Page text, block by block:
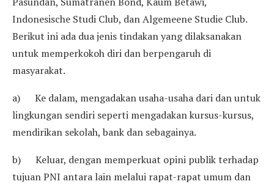
Indonesische Studi Club, dan Algemeene Studie Club.
Berikut ini ada dua jenis tindakan yang dilaksanakan
untuk memperkokoh diri dan berpengaruh di
masyarakat.
a) Ke dalam, mengadakan usaha-usaha dari dan untuk
lingkungan sendiri seperti mengadakan kursus-kursus,
mendirikan sekolah, bank dan sebagainya.
b) Keluar, dengan memperkuat opini publik terhadap
tujuan PNI antara lain melalui rapat-rapat umum dan